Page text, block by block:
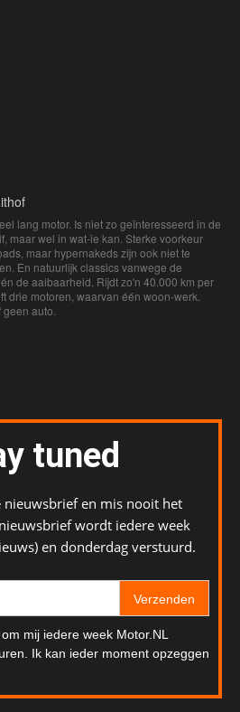
lang motor. Is niet zo geïnteresseerd in de
maar wel in wat-ie kan. Sterke voorkeur
maar hypernakeds zijn ook niet te
En natuurlijk classics vanwege de
de aaibaarheid. Rijdt zo'n 40.000 km per
drie motoren, waarvan één woon-werk.
auto.
tuned
en mis nooit het
wordt iedere week
en donderdag verstuurd.
Verzenden
mij iedere week Motor.NL
Ik kan ieder moment opzeggen